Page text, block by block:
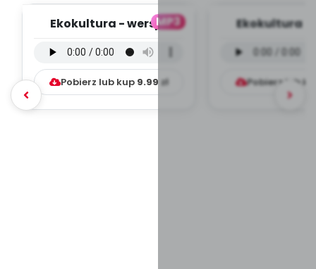
MP3
Ekokultura - wersja
Miłosz Konarsk...
Pobierz lub kup 9.99 zł
Ekokultura -
Piotr
Pobierz lub